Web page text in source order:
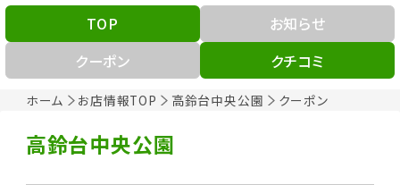
ホーム お店情報TOP 高鈴台中央公園 クーポン
TOP
お知らせ
クーポン
クチコミ
高鈴台中央公園